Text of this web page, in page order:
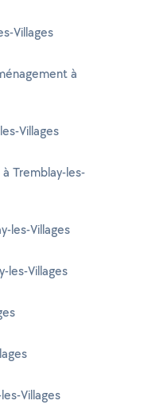
Villages
à
Villages
Tremblay-les-
les-Villages
les-Villages
Villages